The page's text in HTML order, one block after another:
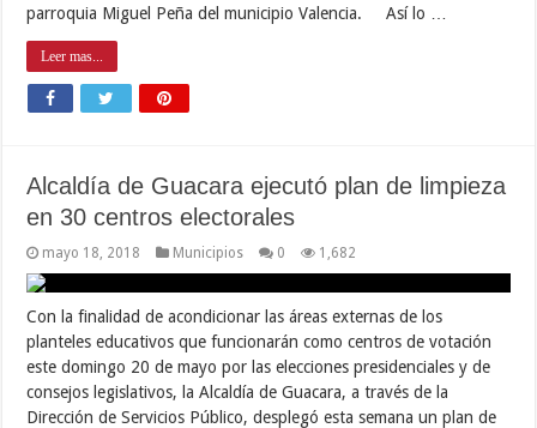
parroquia Miguel Peña del municipio Valencia. Así lo …
Leer mas...
Alcaldía de Guacara ejecutó plan de limpieza
en 30 centros electorales
mayo 18, 2018 Municipios 0 1,682
Con la finalidad de acondicionar las áreas externas de los
planteles educativos que funcionarán como centros de votación
este domingo 20 de mayo por las elecciones presidenciales y de
consejos legislativos, la Alcaldía de Guacara, a través de la
Dirección de Servicios Público, desplegó esta semana un plan de